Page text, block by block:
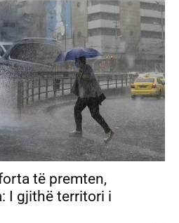
të premten,
I gjithë territori i